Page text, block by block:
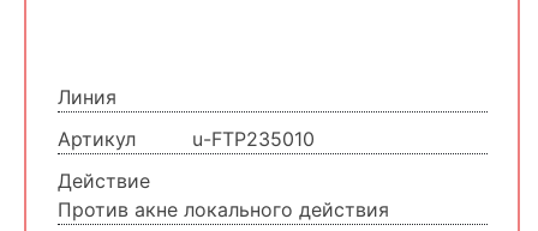
Линия
Артикул
u-FTP235010
Действие
Против акне локального действия